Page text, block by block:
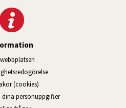
(cookies)
dina personuppgifter